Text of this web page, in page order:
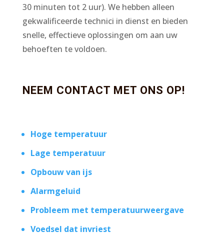
30 minuten tot 2 uur). We hebben alleen
gekwalificeerde technici in dienst en bieden
snelle, effectieve oplossingen om aan uw
behoeften te voldoen.
NEEM CONTACT MET ONS OP!
Hoge temperatuur
Lage temperatuur
Opbouw van ijs
Alarmgeluid
Probleem met temperatuurweergave
Voedsel dat invriest